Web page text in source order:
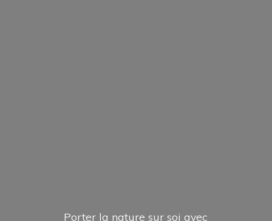
Porter la nature sur soi avec